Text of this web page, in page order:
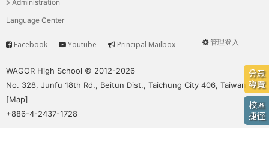
移
動
的
世
界
公
分眾
導覽
校區
捷徑
Administration
Language Center
User
管理登入
Service
Facebook Youtube Principal Mailbox
WAGOR High School © 2012-2026
No. 328, Junfu 18th Rd., Beitun Dist., Taichung City 406, Taiwan
[Map]
+886-4-2437-1728